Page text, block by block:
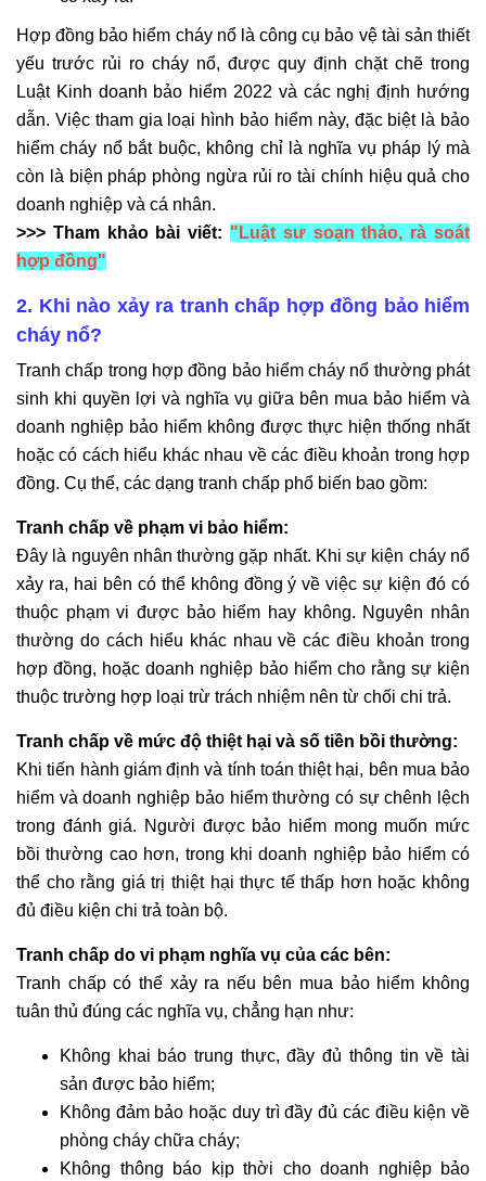
Hợp đồng bảo hiểm cháy nổ là công cụ bảo vệ tài sản thiết
yếu trước rủi ro cháy nổ, được quy định chặt chẽ trong
Luật Kinh doanh bảo hiểm 2022 và các nghị định hướng
dẫn. Việc tham gia loại hình bảo hiểm này, đặc biệt là bảo
hiểm cháy nổ bắt buộc, không chỉ là nghĩa vụ pháp lý mà
còn là biện pháp phòng ngừa rủi ro tài chính hiệu quả cho
doanh nghiệp và cá nhân.
>>> Tham khảo bài viết: " Luật sư soạn thảo, rà soát
hợp đồng"
2. Khi nào xảy ra tranh chấp hợp đồng bảo hiểm
cháy nổ?
Tranh chấp trong hợp đồng bảo hiểm cháy nổ thường phát
sinh khi quyền lợi và nghĩa vụ giữa bên mua bảo hiểm và
doanh nghiệp bảo hiểm không được thực hiện thống nhất
hoặc có cách hiểu khác nhau về các điều khoản trong hợp
đồng. Cụ thể, các dạng tranh chấp phổ biến bao gồm:
Tranh chấp về phạm vi bảo hiểm:
Đây là nguyên nhân thường gặp nhất. Khi sự kiện cháy nổ
xảy ra, hai bên có thể không đồng ý về việc sự kiện đó có
thuộc phạm vi được bảo hiểm hay không. Nguyên nhân
thường do cách hiểu khác nhau về các điều khoản trong
hợp đồng, hoặc doanh nghiệp bảo hiểm cho rằng sự kiện
thuộc trường hợp loại trừ trách nhiệm nên từ chối chi trả.
Tranh chấp về mức độ thiệt hại và số tiền bồi thường:
Khi tiến hành giám định và tính toán thiệt hại, bên mua bảo
hiểm và doanh nghiệp bảo hiểm thường có sự chênh lệch
trong đánh giá. Người được bảo hiểm mong muốn mức
bồi thường cao hơn, trong khi doanh nghiệp bảo hiểm có
thể cho rằng giá trị thiệt hại thực tế thấp hơn hoặc không
đủ điều kiện chi trả toàn bộ.
Tranh chấp do vi phạm nghĩa vụ của các bên:
Tranh chấp có thể xảy ra nếu bên mua bảo hiểm không
tuân thủ đúng các nghĩa vụ, chẳng hạn như:
Không khai báo trung thực, đầy đủ thông tin về tài
sản được bảo hiểm;
Không đảm bảo hoặc duy trì đầy đủ các điều kiện về
phòng cháy chữa cháy;
Không thông báo kịp thời cho doanh nghiệp bảo